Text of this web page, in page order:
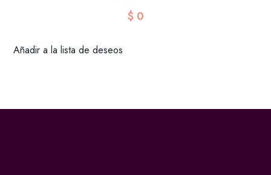
$0
Añadir a la lista de deseos